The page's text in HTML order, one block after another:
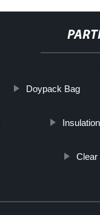
Doypack Bag
Clear